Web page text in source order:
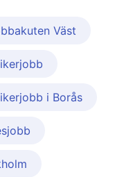
Väst
i Borås